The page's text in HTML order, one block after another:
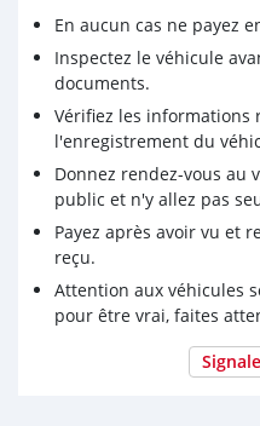
En aucun cas ne payez
Inspectez le véhicule
documents.
Vérifiez les informations
l'enregistrement du
Donnez rendez-vous au
public et n'y allez pas
Payez après avoir vu et
reçu.
Attention aux véhicules
pour être vrai, faites